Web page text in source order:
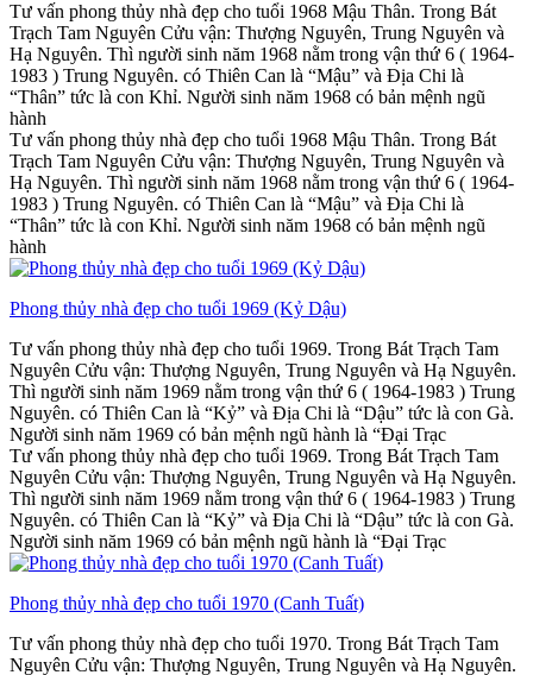
Tư vấn phong thủy nhà đẹp cho tuổi 1968 Mậu Thân. Trong Bát
Trạch Tam Nguyên Cửu vận: Thượng Nguyên, Trung Nguyên và
Hạ Nguyên. Thì người sinh năm 1968 nằm trong vận thứ 6 ( 1964-
1983 ) Trung Nguyên. có Thiên Can là “Mậu” và Địa Chi là
“Thân” tức là con Khỉ. Người sinh năm 1968 có bản mệnh ngũ
hành
Tư vấn phong thủy nhà đẹp cho tuổi 1968 Mậu Thân. Trong Bát
Trạch Tam Nguyên Cửu vận: Thượng Nguyên, Trung Nguyên và
Hạ Nguyên. Thì người sinh năm 1968 nằm trong vận thứ 6 ( 1964-
1983 ) Trung Nguyên. có Thiên Can là “Mậu” và Địa Chi là
“Thân” tức là con Khỉ. Người sinh năm 1968 có bản mệnh ngũ
hành
Phong thủy nhà đẹp cho tuổi 1969 (Kỷ Dậu)
Tư vấn phong thủy nhà đẹp cho tuổi 1969. Trong Bát Trạch Tam
Nguyên Cửu vận: Thượng Nguyên, Trung Nguyên và Hạ Nguyên.
Thì người sinh năm 1969 nằm trong vận thứ 6 ( 1964-1983 ) Trung
Nguyên. có Thiên Can là “Kỷ” và Địa Chi là “Dậu” tức là con Gà.
Người sinh năm 1969 có bản mệnh ngũ hành là “Đại Trạc
Tư vấn phong thủy nhà đẹp cho tuổi 1969. Trong Bát Trạch Tam
Nguyên Cửu vận: Thượng Nguyên, Trung Nguyên và Hạ Nguyên.
Thì người sinh năm 1969 nằm trong vận thứ 6 ( 1964-1983 ) Trung
Nguyên. có Thiên Can là “Kỷ” và Địa Chi là “Dậu” tức là con Gà.
Người sinh năm 1969 có bản mệnh ngũ hành là “Đại Trạc
Phong thủy nhà đẹp cho tuổi 1970 (Canh Tuất)
Tư vấn phong thủy nhà đẹp cho tuổi 1970. Trong Bát Trạch Tam
Nguyên Cửu vận: Thượng Nguyên, Trung Nguyên và Hạ Nguyên.